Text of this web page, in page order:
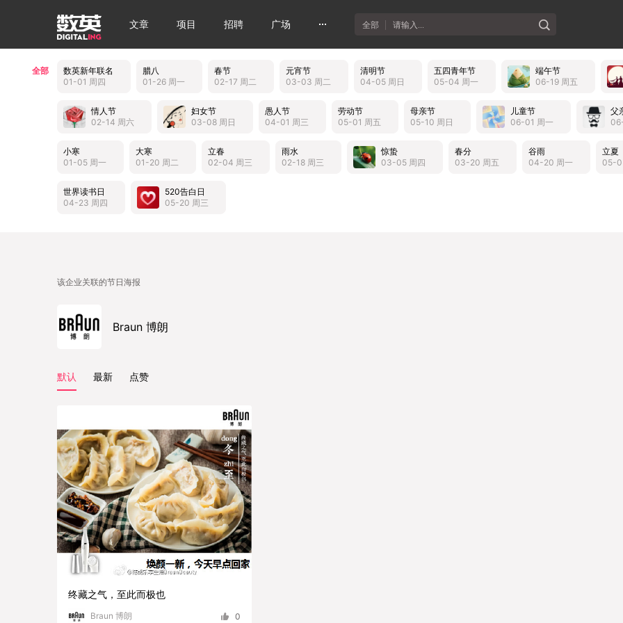
文章 项目 招聘 广场 全部 请输入...
全部
数英新年联名
01-01 周四
腊八
01-26 周一
春节
02-17 周二
元宵节
03-03 周二
清明节
04-05 周日
五四青年节
05-04 周一
端午节
06-19 周五
情人节
02-14 周六
妇女节
03-08 周日
愚人节
04-01 周三
劳动节
05-01 周五
母亲节
05-10 周日
儿童节
06-01 周一
父
小寒
01-05 周一
大寒
01-20 周二
立春
02-04 周三
雨水
02-18 周三
惊蛰
03-05 周四
春分
03-20 周五
谷雨
04-20 周一
立夏
05-
世界读书日
04-23 周四
520告白日
05-20 周三
该企业关联的节日海报
Braun 博朗
默认 最新 点赞
终藏之气，至此而极也
Braun 博朗 0